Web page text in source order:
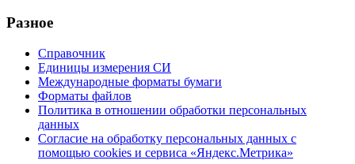
Разное
Справочник
Единицы измерения СИ
Международные форматы бумаги
Форматы файлов
Политика в отношении обработки персональных
данных
Согласие на обработку персональных данных с
помощью cookies и сервиса «Яндекс.Метрика»